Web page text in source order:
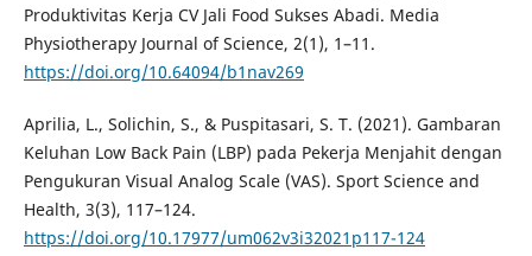
Produktivitas Kerja CV Jali Food Sukses Abadi. Media
Physiotherapy Journal of Science, 2(1), 1–11.
https://doi.org/10.64094/b1nav269
Aprilia, L., Solichin, S., & Puspitasari, S. T. (2021). Gambaran
Keluhan Low Back Pain (LBP) pada Pekerja Menjahit dengan
Pengukuran Visual Analog Scale (VAS). Sport Science and
Health, 3(3), 117–124.
https://doi.org/10.17977/um062v3i32021p117-124